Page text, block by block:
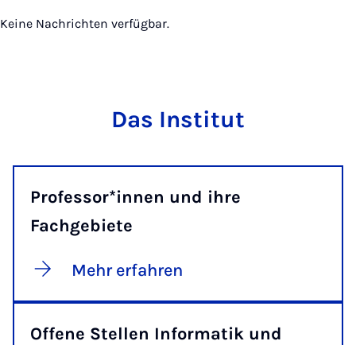
Keine Nachrichten verfügbar.
Das Institut
Professor*innen und ihre
Fachgebiete
Mehr erfahren
Offene Stellen Informatik und